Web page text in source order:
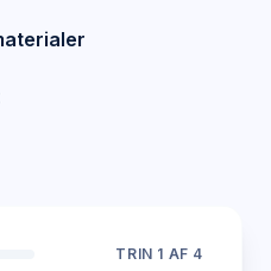
TRIN 1 AF 4